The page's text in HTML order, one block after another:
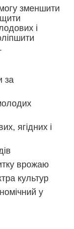
зменшити
і
за
ягідних і
врожаю
культур
у